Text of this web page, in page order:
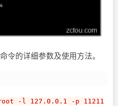
令的详细参数及使用方法。
root -l 127.0.0.1 -p 11211